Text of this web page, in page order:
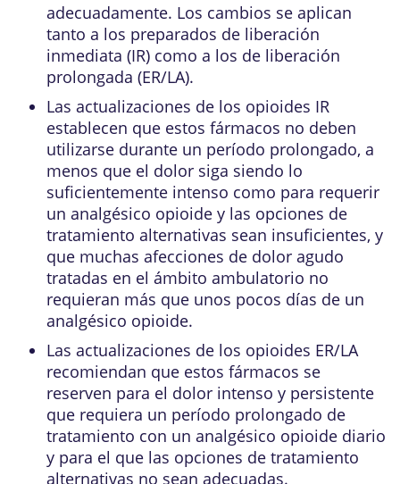
adecuadamente. Los cambios se aplican
tanto a los preparados de liberación
inmediata (IR) como a los de liberación
prolongada (ER/LA).
Las actualizaciones de los opioides IR
establecen que estos fármacos no deben
utilizarse durante un período prolongado, a
menos que el dolor siga siendo lo
suficientemente intenso como para requerir
un analgésico opioide y las opciones de
tratamiento alternativas sean insuficientes, y
que muchas afecciones de dolor agudo
tratadas en el ámbito ambulatorio no
requieran más que unos pocos días de un
analgésico opioide.
Las actualizaciones de los opioides ER/LA
recomiendan que estos fármacos se
reserven para el dolor intenso y persistente
que requiera un período prolongado de
tratamiento con un analgésico opioide diario
y para el que las opciones de tratamiento
alternativas no sean adecuadas.